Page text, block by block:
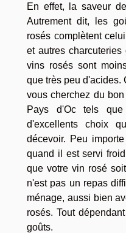
En effet, la saveur
Autrement dit, les
rosés complètent
et autres
vins rosés sont
que très peu d'acides.
vous cherchez du
Pays d'Oc tels
d'excellents choix
décevoir. Peu
quand il est servi
que votre vin rosé
n'est pas un repas
ménage, aussi bien
rosés. Tout
goûts.